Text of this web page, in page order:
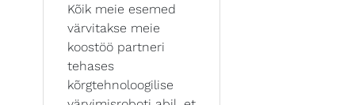
Kõik meie esemed
värvitakse meie
koostöö partneri
tehases
kõrgtehnoloogilise